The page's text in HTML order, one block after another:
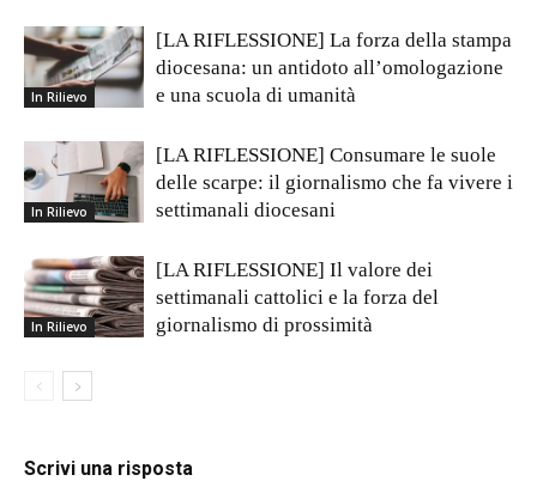
In Rilievo
[LA RIFLESSIONE] La forza della stampa
diocesana: un antidoto all’omologazione
e una scuola di umanità
In Rilievo
[LA RIFLESSIONE] Consumare le suole
delle scarpe: il giornalismo che fa vivere i
settimanali diocesani
In Rilievo
[LA RIFLESSIONE] Il valore dei
settimanali cattolici e la forza del
giornalismo di prossimità
Scrivi una risposta